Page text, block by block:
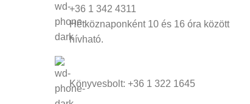
+36 1 342 4311
Hétköznaponként 10 és 16 óra között
hívható.
Könyvesbolt: +36 1 322 1645